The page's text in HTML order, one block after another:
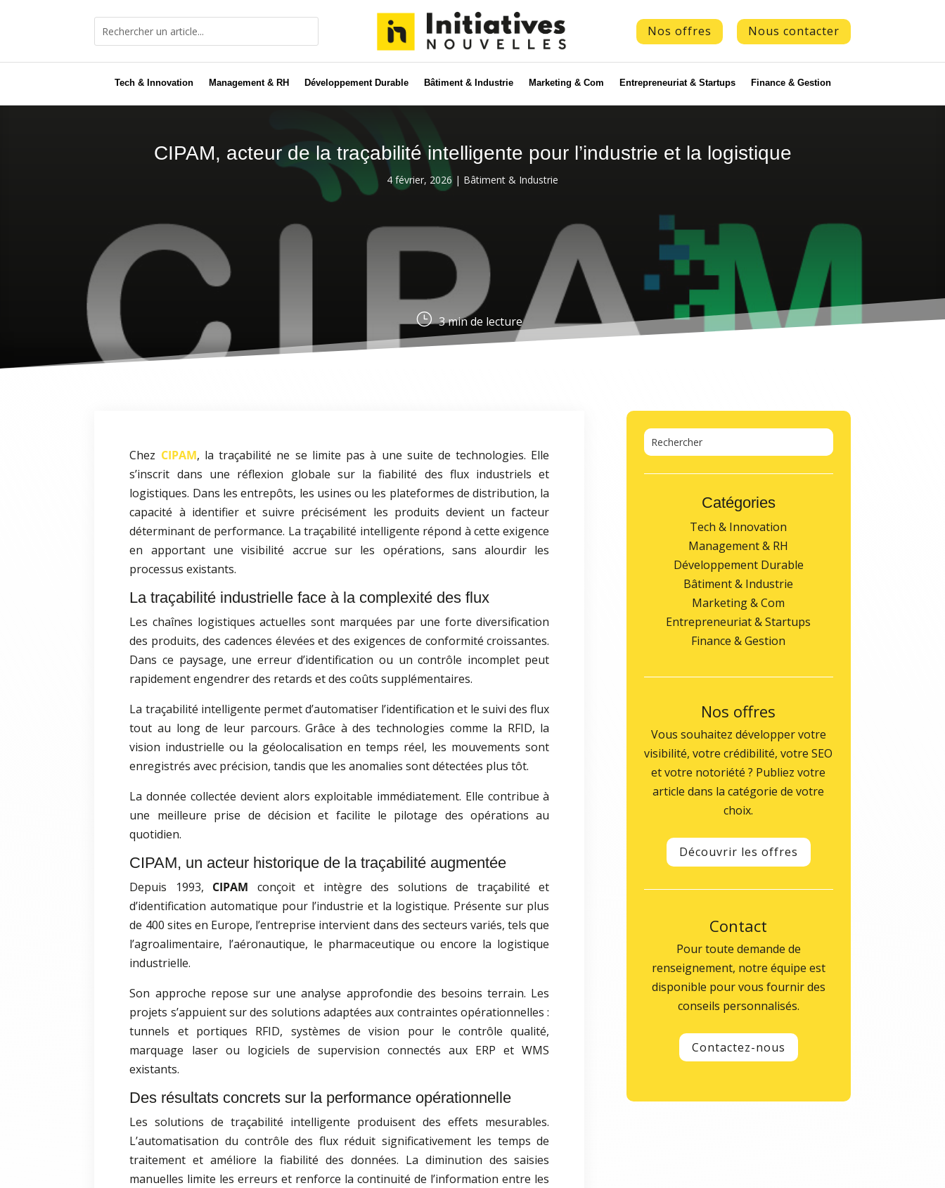
Nos offres Nous contacter
Tech & Innovation Management & RH Développement Durable Bâtiment & Industrie Marketing & Com Entrepreneuriat & Startups Finance & Gestion
CIPAM, acteur de la traçabilité intelligente pour l’industrie et la logistique
4 février, 2026 | Bâtiment & Industrie
} 3min de lecture
Chez CIPAM, la traçabilité ne se limite pas à une suite de technologies. Elle
s’inscrit dans une réflexion globale sur la fiabilité des flux industriels et
logistiques. Dans les entrepôts, les usines ou les plateformes de distribution, la
capacité à identifier et suivre précisément les produits devient un facteur
déterminant de performance. La traçabilité intelligente répond à cette exigence
en apportant une visibilité accrue sur les opérations, sans alourdir les
processus existants.
La traçabilité industrielle face à la complexité des flux
Les chaînes logistiques actuelles sont marquées par une forte diversification
des produits, des cadences élevées et des exigences de conformité croissantes.
Dans ce paysage, une erreur d’identification ou un contrôle incomplet peut
rapidement engendrer des retards et des coûts supplémentaires.
La traçabilité intelligente permet d’automatiser l’identification et le suivi des flux
tout au long de leur parcours. Grâce à des technologies comme la RFID, la
vision industrielle ou la géolocalisation en temps réel, les mouvements sont
enregistrés avec précision, tandis que les anomalies sont détectées plus tôt.
La donnée collectée devient alors exploitable immédiatement. Elle contribue à
une meilleure prise de décision et facilite le pilotage des opérations au
quotidien.
CIPAM, un acteur historique de la traçabilité augmentée
Depuis 1993, CIPAM conçoit et intègre des solutions de traçabilité et
d’identification automatique pour l’industrie et la logistique. Présente sur plus
de 400 sites en Europe, l’entreprise intervient dans des secteurs variés, tels que
l’agroalimentaire, l’aéronautique, le pharmaceutique ou encore la logistique
industrielle.
Son approche repose sur une analyse approfondie des besoins terrain. Les
projets s’appuient sur des solutions adaptées aux contraintes opérationnelles :
tunnels et portiques RFID, systèmes de vision pour le contrôle qualité,
marquage laser ou logiciels de supervision connectés aux ERP et WMS
existants.
Des résultats concrets sur la performance opérationnelle
Les solutions de traçabilité intelligente produisent des effets mesurables.
L’automatisation du contrôle des flux réduit significativement les temps de
traitement et améliore la fiabilité des données. La diminution des saisies
manuelles limite les erreurs et renforce la continuité de l’information entre les
Catégories
Tech & Innovation
Management & RH
Développement Durable
Bâtiment & Industrie
Marketing & Com
Entrepreneuriat & Startups
Finance & Gestion
Nos offres
Vous souhaitez développer votre
visibilité, votre crédibilité, votre SEO
et votre notoriété ? Publiez votre
article dans la catégorie de votre
choix.
Découvrir les offres
Contact
Pour toute demande de
renseignement, notre équipe est
disponible pour vous fournir des
conseils personnalisés.
Contactez-nous